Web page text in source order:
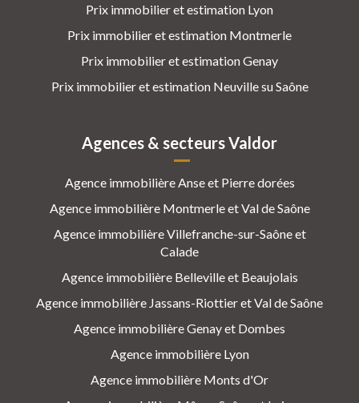
Prix immobilier et estimation Lyon
Prix immobilier et estimation Montmerle
Prix immobilier et estimation Genay
Prix immobilier et estimation Neuville su Saône
Agences & secteurs Valdor
Agence immobilière Anse et Pierre dorées
Agence immobilière Montmerle et Val de Saône
Agence immobilière Villefranche-sur-Saône et
Calade
Agence immobilière Belleville et Beaujolais
Agence immobilière Jassans-Riottier et Val de Saône
Agence immobilière Genay et Dombes
Agence immobilière Lyon
Agence immobilière Monts d'Or